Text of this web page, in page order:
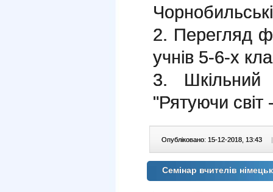
2. Перегляд
учнів 5-6-х
3. Шкільний
"Рятуючи
Опубліковано: 15-12-2018, 13:43 |
Семінар вчителів